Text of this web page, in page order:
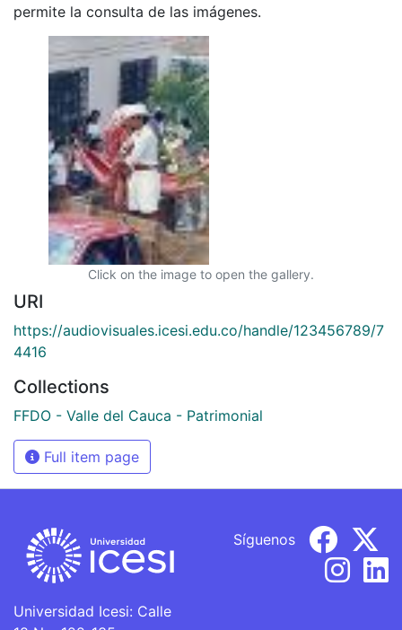
permite la consulta de las imágenes.
Click on the image to open the gallery.
URI
https://audiovisuales.icesi.edu.co/handle/123456789/7
4416
Collections
FFDO - Valle del Cauca - Patrimonial
Full item page
Universidad Icesi: Calle
Síguenos